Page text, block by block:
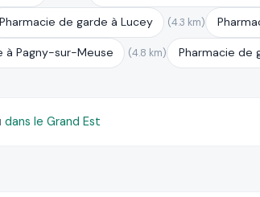
Pharmacie de garde à Lucey (4.3 km)
à Pagny-sur-Meuse (4.8 km) Pharmacie de
dans le Grand Est